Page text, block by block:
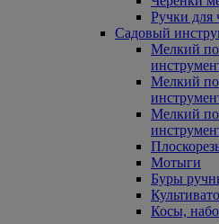
Ручки для
Садовый
Мелкий
Мелкий
Мелкий
Мотыги
Буры
Косы,